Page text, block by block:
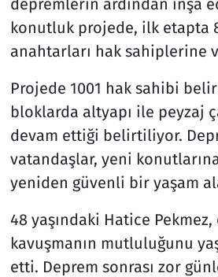
konutluk projede, ilk etapta
anahtarları hak sahiplerine
Projede 1001 hak sahibi
bloklarda altyapı ile peyzaj
devam ettiği belirtiliyor.
vatandaşlar, yeni
yeniden güvenli bir yaşam
48 yaşındaki Hatice
kavuşmanın mutluluğunu
etti. Deprem sonrası zor
Spor
Televizyon